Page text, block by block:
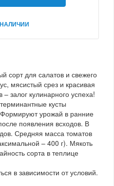
сорт для салатов и свежего
мясистый срез и красивая
залог кулинарного успеха!
кусты
урожай в ранние
появления всходов. В
Средняя масса томатов
– 400 г). Мякоть
сорта в теплице
в зависимости от условий.